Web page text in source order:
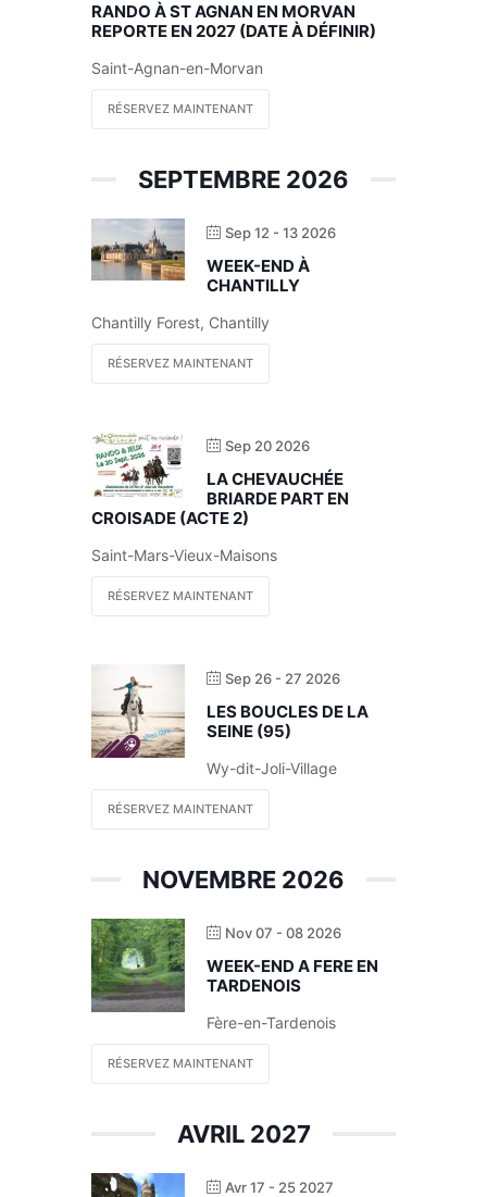
RANDO À ST AGNAN EN MORVAN
REPORTE EN 2027 (DATE À DÉFINIR)
Saint-Agnan-en-Morvan
RÉSERVEZ MAINTENANT
SEPTEMBRE 2026
Sep 12 - 13 2026
WEEK-END À
CHANTILLY
Chantilly Forest, Chantilly
RÉSERVEZ MAINTENANT
Sep 20 2026
LA CHEVAUCHÉE
BRIARDE PART EN
CROISADE (ACTE 2)
Saint-Mars-Vieux-Maisons
RÉSERVEZ MAINTENANT
Sep 26 - 27 2026
LES BOUCLES DE LA
SEINE (95)
Wy-dit-Joli-Village
RÉSERVEZ MAINTENANT
NOVEMBRE 2026
Nov 07 - 08 2026
WEEK-END A FERE EN
TARDENOIS
Fère-en-Tardenois
RÉSERVEZ MAINTENANT
AVRIL 2027
Avr 17 - 25 2027